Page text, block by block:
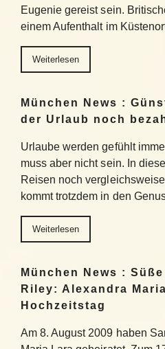
Eugenie gereist sein.
einem Aufenthalt im
Weiterlesen
München News :
der Urlaub noch
Urlaube werden gefühlt
muss aber nicht sein. In
Reisen noch
kommt trotzdem in den
Weiterlesen
München News :
Riley: Alexandra
Hochzeitstag
Am 8. August 2009 haben